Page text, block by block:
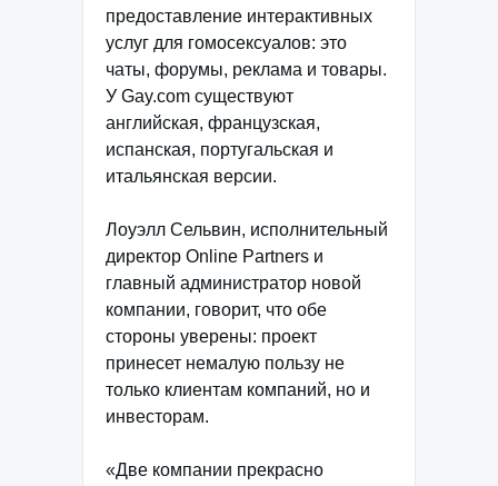
предоставление интерактивных
услуг для гомосексуалов: это
чаты, форумы, реклама и товары.
У Gay.com существуют
английская, французская,
испанская, португальская и
итальянская версии.
Лоуэлл Сельвин, исполнительный
директор Оnline Partners и
главный администратор новой
компании, говорит, что обе
стороны уверены: проект
принесет немалую пользу не
только клиентам компаний, но и
инвесторам.
«Две компании прекрасно